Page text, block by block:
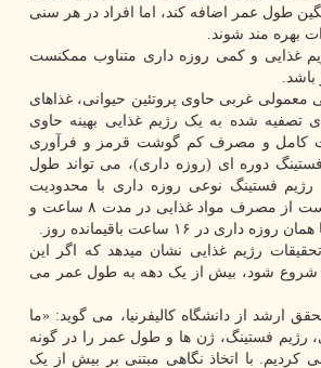
طول عمر اضافه کند، اما افراد در هر سنی
بهره مند شوند.
غذایی و کمی روزه داری متناوب ممکنست
معمولی غربی حاوی پروتئین حیوانی، غذاهای
تصفیه شده به یک رژیم غذایی بهینه حاوی
کامل و مصرف کم گوشت قرمز و فرآوری
دوره ای (روزه داری)، می تواند طول
فستینگ نوعی روزه داری با محدودیت
زمانی است که عبارتست از مصرف مواد غذایی در مدت ۸ ساعت و
همان روزه داری در ۱۶ ساعت باقیمانده روز.
تحقیقات رژیم غذایی نشان میدهد که اگر این
۲۰ سالگی شروع شود، بیش از یک دهه به طول عمر می
ارشد از دانشگاه کالیفرنیا، می گوید: «ما
رژیم فستینگ، ژن ها و طول عمر را در گونه
کردیم. با اتخاذ نگاهی مبتنی بر بیش از یک